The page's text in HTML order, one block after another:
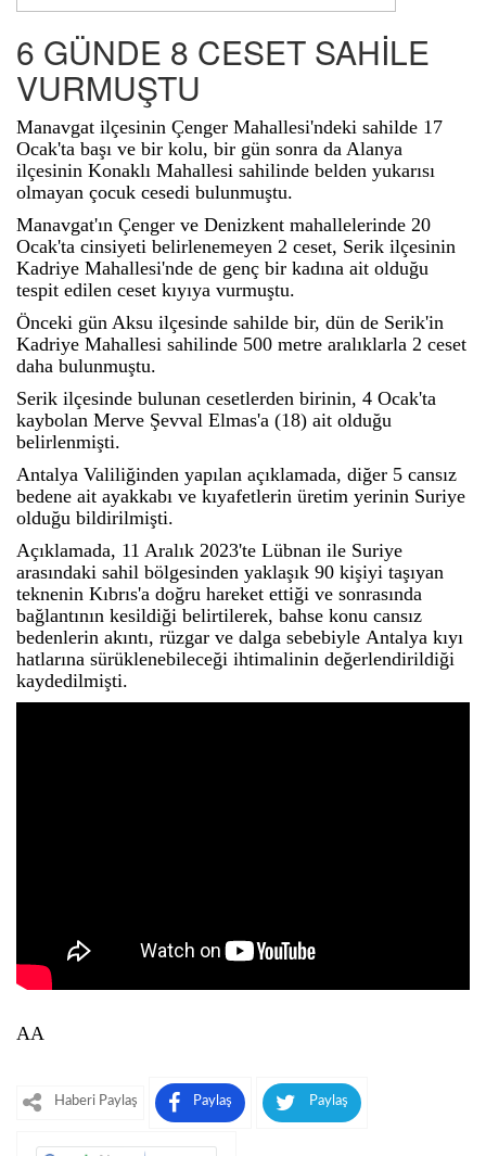
6 GÜNDE 8 CESET SAHİLE
VURMUŞTU
Manavgat ilçesinin Çenger Mahallesi'ndeki sahilde 17
Ocak'ta başı ve bir kolu, bir gün sonra da Alanya
ilçesinin Konaklı Mahallesi sahilinde belden yukarısı
olmayan çocuk cesedi bulunmuştu.
Manavgat'ın Çenger ve Denizkent mahallelerinde 20
Ocak'ta cinsiyeti belirlenemeyen 2 ceset, Serik ilçesinin
Kadriye Mahallesi'nde de genç bir kadına ait olduğu
tespit edilen ceset kıyıya vurmuştu.
Önceki gün Aksu ilçesinde sahilde bir, dün de Serik'in
Kadriye Mahallesi sahilinde 500 metre aralıklarla 2 ceset
daha bulunmuştu.
Serik ilçesinde bulunan cesetlerden birinin, 4 Ocak'ta
kaybolan Merve Şevval Elmas'a (18) ait olduğu
belirlenmişti.
Antalya Valiliğinden yapılan açıklamada, diğer 5 cansız
bedene ait ayakkabı ve kıyafetlerin üretim yerinin Suriye
olduğu bildirilmişti.
Açıklamada, 11 Aralık 2023'te Lübnan ile Suriye
arasındaki sahil bölgesinden yaklaşık 90 kişiyi taşıyan
teknenin Kıbrıs'a doğru hareket ettiği ve sonrasında
bağlantının kesildiği belirtilerek, bahse konu cansız
bedenlerin akıntı, rüzgar ve dalga sebebiyle Antalya kıyı
hatlarına sürüklenebileceği ihtimalinin değerlendirildiği
kaydedilmişti.
AA
Haberi Paylaş Paylaş Paylaş